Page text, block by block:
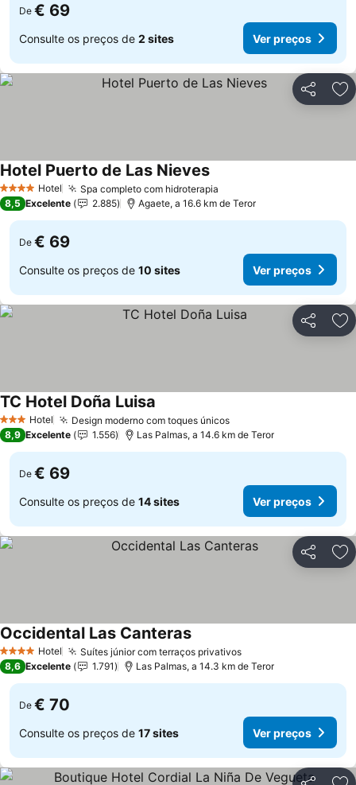
De € 69
Consulte os preços de 2 sites Ver preços
Partilhar
4 EstrelasHotel Spa completo com hidroterapia
Hotel Puerto de Las Nieves
8,5 Excelente 2.885 Agaete, a 16.6 km de Teror
De € 69
Consulte os preços de 10 sites Ver preços
Partilhar
3 EstrelasHotel Design moderno com toques únicos
TC Hotel Doña Luisa
8,9 Excelente 1.556 Las Palmas, a 14.6 km de Teror
De € 69
Consulte os preços de 14 sites Ver preços
Partilhar
4 EstrelasHotel Suítes júnior com terraços privativos
Occidental Las Canteras
8,6 Excelente 1.791 Las Palmas, a 14.3 km de Teror
De € 70
Consulte os preços de 17 sites Ver preços